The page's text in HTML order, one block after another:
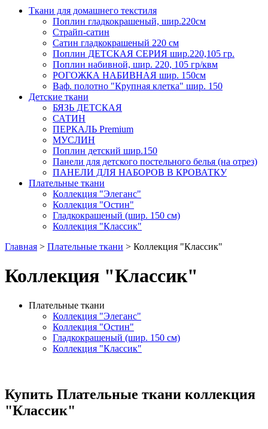
Ткани для домашнего текстиля
Поплин гладкокрашеный, шир.220см
Страйп-сатин
Сатин гладкокрашеный 220 см
Поплин ДЕТСКАЯ СЕРИЯ шир.220,105 гр.
Поплин набивной, шир. 220, 105 гр/квм
РОГОЖКА НАБИВНАЯ шир. 150см
Ваф. полотно "Крупная клетка" шир. 150
Детские ткани
БЯЗЬ ДЕТСКАЯ
САТИН
ПЕРКАЛЬ Premium
МУСЛИН
Поплин детский шир.150
Панели для детского постельного белья (на отрез)
ПАНЕЛИ ДЛЯ НАБОРОВ В КРОВАТКУ
Плательные ткани
Коллекция "Элеганс"
Коллекция "Остин"
Гладкокрашеный (шир. 150 см)
Коллекция "Классик"
Главная > Плательные ткани > Коллекция "Классик"
Коллекция "Классик"
Плательные ткани
Коллекция "Элеганс"
Коллекция "Остин"
Гладкокрашеный (шир. 150 см)
Коллекция "Классик"
Купить Плательные ткани коллекция
"Классик"